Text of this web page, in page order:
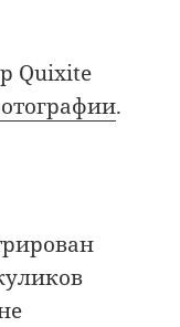
Quixite
.